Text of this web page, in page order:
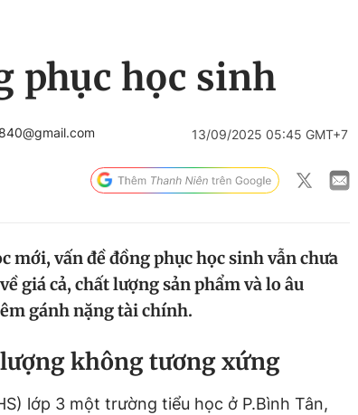
phục học sinh
13/09/2025 05:45 GMT+7
mới, vấn đề đồng phục học sinh vẫn chưa
giá cả, chất lượng sản phẩm và lo âu
gánh nặng tài chính.
không tương xứng
lớp 3 một trường tiểu học ở P.Bình Tân,